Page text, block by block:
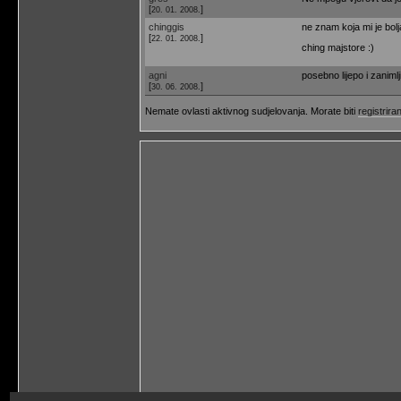
[20. 01. 2008. ]
chinggis
[22. 01. 2008. ]
ne znam koja mi je
ching majstore :)
agni
[30. 06. 2008. ]
posebno lijepo i
Nemate ovlasti aktivnog sudjelovanja. Morate biti